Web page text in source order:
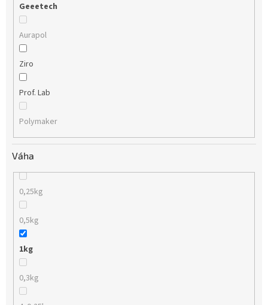
Geeetech
Aurapol
Ziro
Prof. Lab
Polymaker
Váha
0,25kg
0,5kg
1kg
0,3kg